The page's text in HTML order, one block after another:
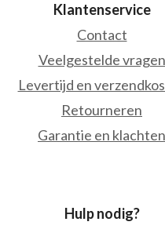
Klantenservice
Contact
Veelgestelde vragen
Levertijd en
Retourneren
Garantie en klachten
Hulp nodig?